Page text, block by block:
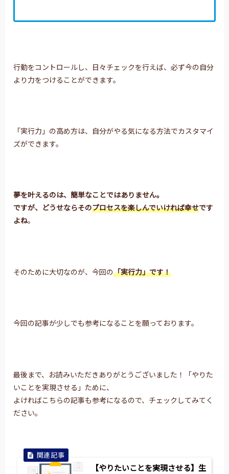
行動をコントロールし、日々チェックを行えば、必ず今の自分
より力をつけることができます。
「実行力」の高め方は、自分がやる気になる方法でカスタマイ
ズができます。
夢を叶えるのは、簡単なことではありません。
ですが、 どうせならそのプロセスを楽しんでいければ幸せです
よね。
そのために大切なのが、今回の「実行力」です！
今回の記事が少しでも参考になることを願っております。
最後まで、お読みいただきありがとうございました！「やりた
いことを実現させる」ために、
よければこちらの記事も参考になるので、チェックしてみてく
ださい。
【やりたいことを実現させる】生